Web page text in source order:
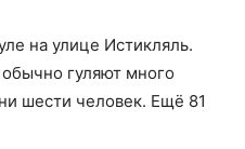
на улице Истикляль.
гуляют много
шести человек. Ещё 81